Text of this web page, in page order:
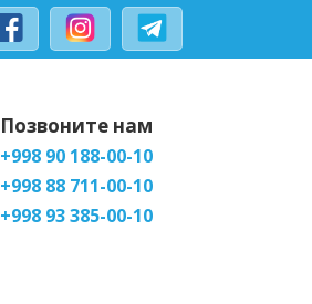
Позвоните нам
+998 90 188-00-10
+998 88 711-00-10
+998 93 385-00-10